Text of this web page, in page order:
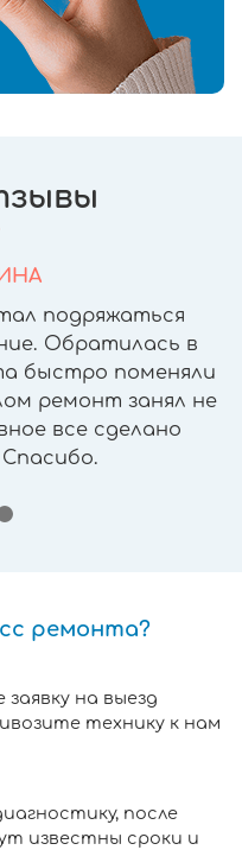
подряжаться
Обратилась в
быстро поменяли
ремонт занял не
все сделано
ремонта?
на выезд
технику к нам
после
известны сроки и